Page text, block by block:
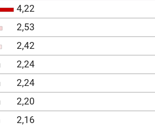
4,22
2,53
2,42
2,24
2,24
2,20
2,16